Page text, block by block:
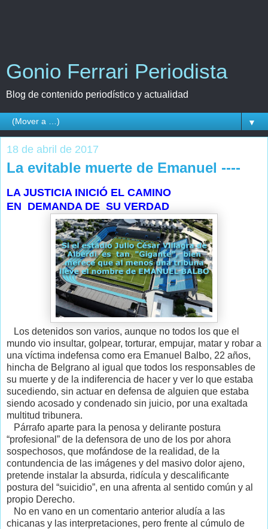
Gonio Ferrari Periodista
Blog de contenido periodístico y actualidad
▼
18 de abril de 2017
La evitable muerte de Emanuel ----
LA JUSTICIA INICIÓ EL CAMINO
EN DEMANDA DE SU VERDAD
Los detenidos son varios, aunque no todos los que el
mundo vio insultar, golpear, torturar, empujar, matar y robar a
una víctima indefensa como era Emanuel Balbo, 22 años,
hincha de Belgrano al igual que todos los responsables de
su muerte y de la indiferencia de hacer y ver lo que estaba
sucediendo, sin actuar en defensa de alguien que estaba
siendo acosado y condenado sin juicio, por una exaltada
multitud tribunera.
Párrafo aparte para la penosa y delirante postura
“profesional” de la defensora de uno de los por ahora
sospechosos, que mofándose de la realidad, de la
contundencia de las imágenes y del masivo dolor ajeno,
pretende instalar la absurda, ridícula y descalificante
postura del “suicidio”, en una afrenta al sentido común y al
propio Derecho.
No en vano en un comentario anterior aludía a las
chicanas y las interpretaciones, pero frente al cúmulo de